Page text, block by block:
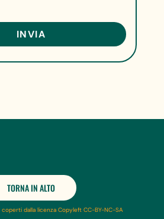
TORNA IN ALTO
dalla licenza Copyleft CC-BY-NC-SA